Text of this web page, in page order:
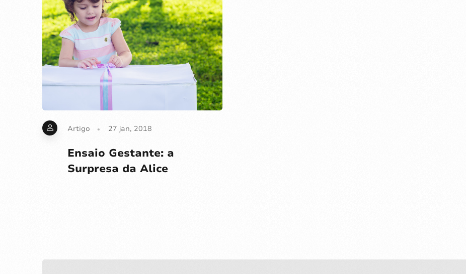
Artigo 27 jan, 2018
Ensaio Gestante: a
Surpresa da Alice